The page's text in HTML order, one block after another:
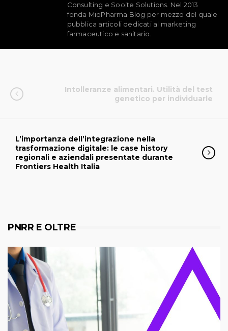
Consulting e Sooite Solutions. Nel 2013
fonda MioPharma Blog per mezzo del quale
pubblica articoli dedicati al marketing
farmaceutico e sanitario.
Intolleranze alimentari. Utilità del test
genetico per individuarle
L’importanza dell’integrazione nella
trasformazione digitale: le case history
regionali e aziendali presentate durante
Frontiers Health Italia
PNRR E OLTRE